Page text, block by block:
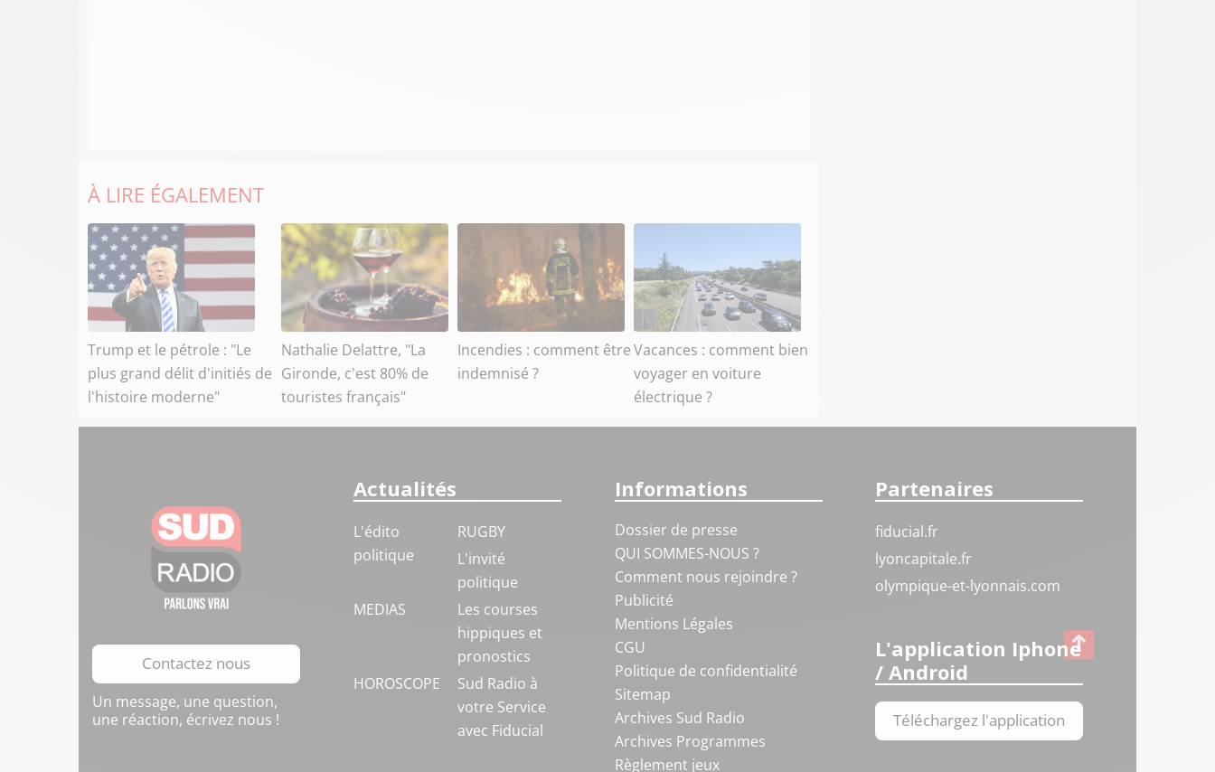
À LIRE ÉGALEMENT
Trump et le pétrole : "Le
plus grand délit d'initiés de
l'histoire moderne"
Nathalie Delattre, "La
Gironde, c'est 80% de
touristes français"
Incendies : comment être
indemnisé ?
Vacances : comment bien
voyager en voiture
électrique ?
Contactez nous
Un message, une question,
une réaction, écrivez nous !
Actualités
L'édito
politique
RUGBY
L'invité
politique
MEDIAS
Les courses
hippiques et
pronostics
HOROSCOPE
Sud Radio à
votre Service
avec Fiducial
Informations
Dossier de presse
QUI SOMMES-NOUS ?
Comment nous rejoindre ?
Publicité
Mentions Légales
CGU
Politique de confidentialité
Sitemap
Archives Sud Radio
Archives Programmes
Règlement jeux
Partenaires
fiducial.fr
lyoncapitale.fr
olympique-et-lyonnais.com
L'application Iphone
/ Android
Téléchargez l'application